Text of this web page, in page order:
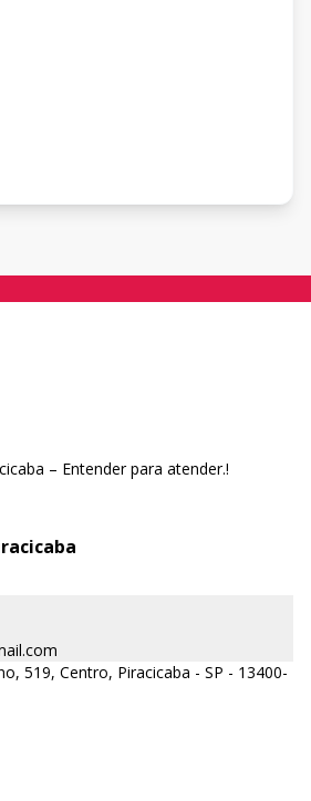
– Entender para atender.!
519, Centro, Piracicaba - SP - 13400-